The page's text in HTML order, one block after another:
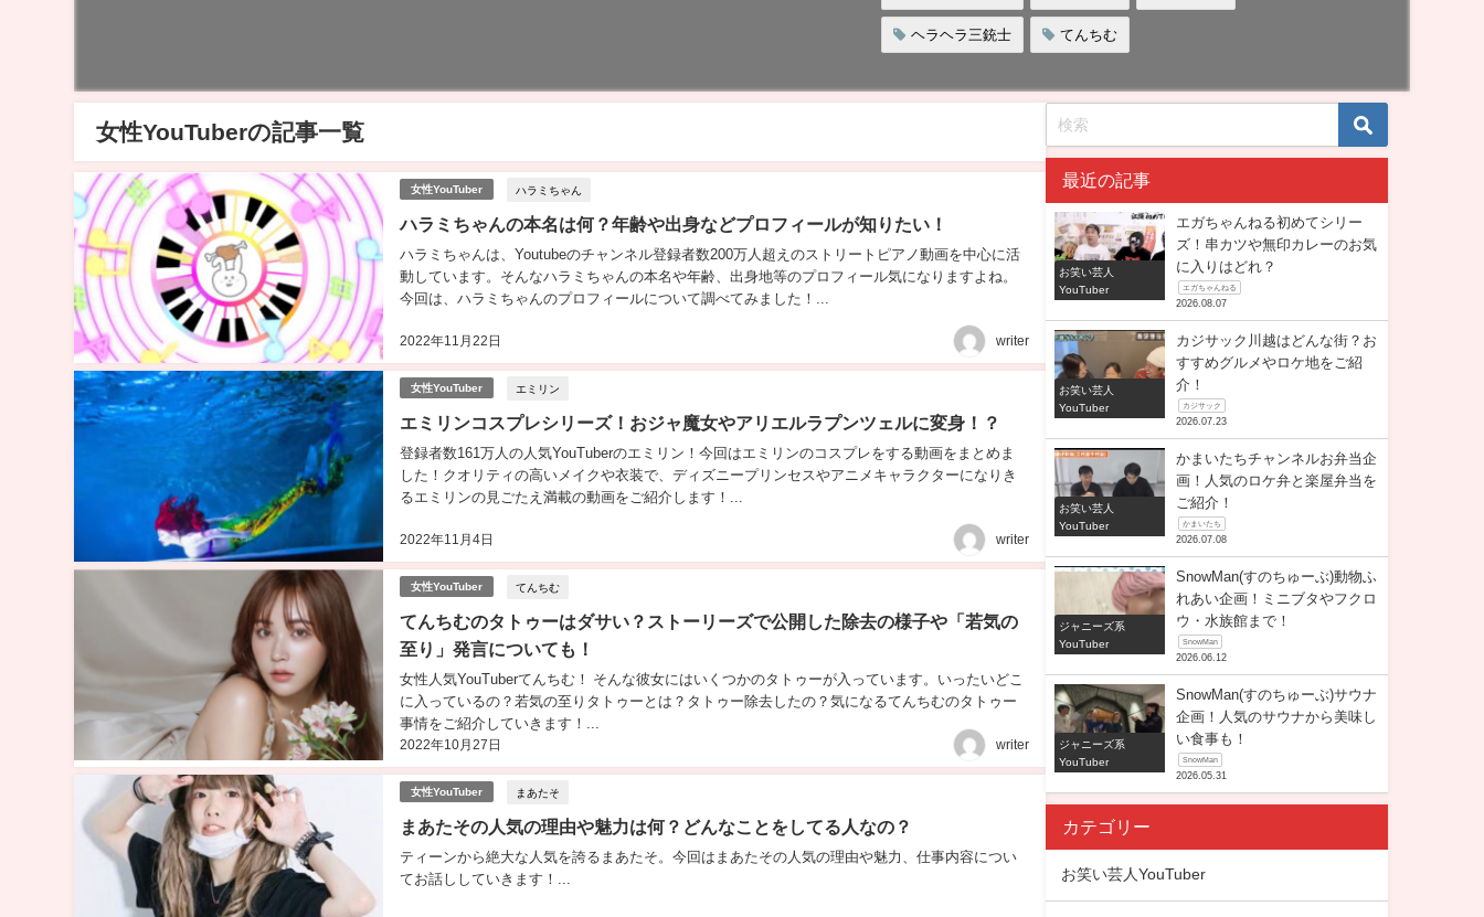
ヘラヘラ三銃士 てんちむ
女性YouTuberの記事一覧
女性YouTuber ハラミちゃん
ハラミちゃんの本名は何？年齢や出身などプロフィールが知りたい！
2022年11月22日
ハラミちゃんは、Youtubeのチャンネル登録者数200万人超えのストリートピアノ動画を中心に活
動しています。そんなハラミちゃんの本名や年齢、出身地等のプロフィール気になりますよね。
今回は、ハラミちゃんのプロフィールについて調べてみました！...
writer
女性YouTuber エミリン
エミリンコスプレシリーズ！おジャ魔女やアリエルラプンツェルに変身！？
2022年11月4日
登録者数161万人の人気YouTuberのエミリン！今回はエミリンのコスプレをする動画をまとめま
した！クオリティの高いメイクや衣装で、ディズニープリンセスやアニメキャラクターになりき
るエミリンの見ごたえ満載の動画をご紹介します！...
writer
女性YouTuber てんちむ
てんちむのタトゥーはダサい？ストーリーズで公開した除去の様子や「若気の
至り」発言についても！
2022年10月27日
女性人気YouTuberてんちむ！ そんな彼女にはいくつかのタトゥーが入っています。いったいどこ
に入っているの？若気の至りタトゥーとは？タトゥー除去したの？気になるてんちむのタトゥー
事情をご紹介していきます！...
writer
女性YouTuber まあたそ
まあたその人気の理由や魅力は何？どんなことをしてる人なの？
ティーンから絶大な人気を誇るまあたそ。今回はまあたその人気の理由や魅力、仕事内容につい
てお話ししていきます！...
最近の記事
お笑い芸人
YouTuber
エガちゃんねる初めてシリー
ズ！串カツや無印カレーのお気
に入りはどれ？
エガちゃんねる
2026.08.07
お笑い芸人
YouTuber
カジサック川越はどんな街？お
すすめグルメやロケ地をご紹
介！
カジサック
2026.07.23
お笑い芸人
YouTuber
かまいたちチャンネルお弁当企
画！人気のロケ弁と楽屋弁当を
ご紹介！
かまいたち
2026.07.08
ジャニーズ系
YouTuber
SnowMan(すのちゅーぶ)動物ふ
れあい企画！ミニブタやフクロ
ウ・水族館まで！
SnowMan
2026.06.12
ジャニーズ系
YouTuber
SnowMan(すのちゅーぶ)サウナ
企画！人気のサウナから美味し
い食事も！
SnowMan
2026.05.31
カテゴリー
お笑い芸人YouTuber